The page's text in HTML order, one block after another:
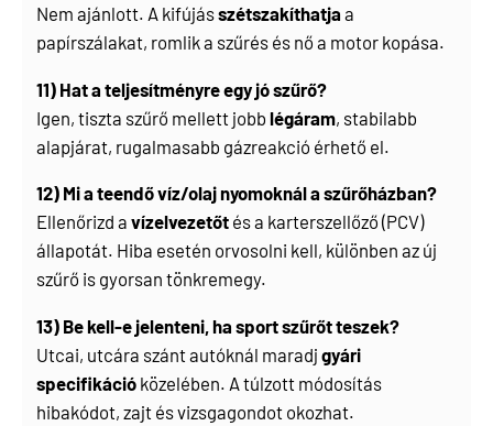
Nem ajánlott. A kifújásszétszakíthatja a
papírszálakat, romlik a szűrés és nő a motor kopása.
11) Hat a teljesítményre egy jó szűrő?
Igen, tiszta szűrő mellett jobblégáram, stabilabb
alapjárat, rugalmasabb gázreakció érhető el.
12) Mi a teendő víz/olaj nyomoknál a szűrőházban?
Ellenőrizd avízelvezetőt és a karterszellőző (PCV)
állapotát. Hiba esetén orvosolni kell, különben az új
szűrő is gyorsan tönkremegy.
13) Be kell-e jelenteni, ha sport szűrőt teszek?
Utcai, utcára szánt autóknál maradjgyári
specifikáció közelében. A túlzott módosítás
hibakódot, zajt és vizsgagondot okozhat.